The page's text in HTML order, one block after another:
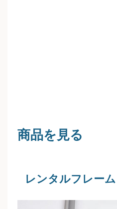
商品を見る
レンタルフレーム